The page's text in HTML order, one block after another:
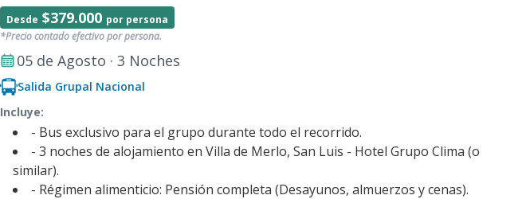
Desde $379.000 por persona
*Precio contado efectivo por persona.
05 de Agosto · 3 Noches
Salida Grupal Nacional
Incluye:
- Bus exclusivo para el grupo durante todo el recorrido.
- 3 noches de alojamiento en Villa de Merlo, San Luis - Hotel Grupo Clima (o
similar).
- Régimen alimenticio: Pensión completa (Desayunos, almuerzos y cenas).